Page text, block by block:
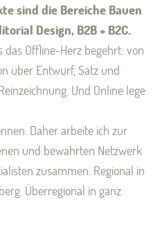
sind die Bereiche Bauen
Design, B2B + B2C.
das Offline-Herz begehrt: von
über Entwurf, Satz und
Und Online lege
Daher arbeite ich zur
und bewährten Netzwerk
zusammen. Regional in
Überregional in ganz